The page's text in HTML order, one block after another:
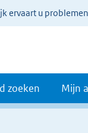
ervaart u
zoeken Mijn